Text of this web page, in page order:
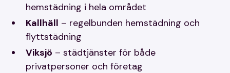
hemstädning i hela området
Kallhäll – regelbunden hemstädning och
flyttstädning
Viksjö – städtjänster för både
privatpersoner och företag